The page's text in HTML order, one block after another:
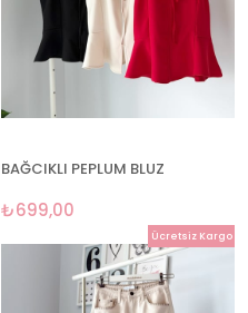
BAĞCIKLI PEPLUM BLUZ
₺699,00
Ücretsiz Kargo